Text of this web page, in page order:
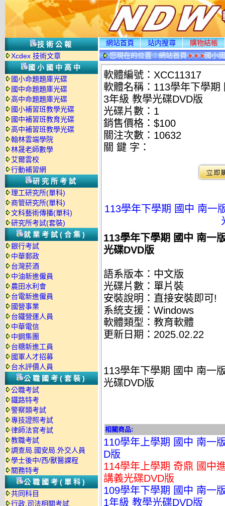
技術公報
Xcdex 技術文章
國小國中高中
國小命題題庫光碟
國中命題題庫光碟
高中命題題庫光碟
國小補習班教學光碟
國中補習班教育光碟
高中補習班教學光碟
翰林雲端學院
林晟老師數學
艾爾雲校
行動補習網
研究所考試
理工研究所(單科)
商管研究所(單科)
文科藝術傳播(單科)
研究所考試(套裝)
就業考試(合集)
銀行考試
中華郵政
台灣菸酒
中油新進僱員
農田水利會
台電新進僱員
國營事業
台鐵營運人員
中華電信
中鋼集團
台糖新進工員
國軍人才招募
台水評價人員
公職國考(套裝)
公職考試
鐵路特考
警察類考試
專技證照考試
律師法官考試
教職考試
調查局.國安局.外交人員
學士後中/西/獸醫課程
關務特考
公職國考(單科)
共同科目
行政.司法相關考試
網站首頁 站内搜尋
購物結帳
您現在的位置：網站首頁 國小
軟體編號：XCC11317
軟體名稱：113學年下學
3年級 教學光碟DVD版
光碟片數：1
銷售價格：$100
關注次數： 10632
關 鍵 字：
113學年下學期 國中 南一
113學年下學期 國中 南一
光碟DVD版
語系版本：中文版
光碟片數：單片裝
安裝說明：直接安裝即可!
系統支援：Windows
軟體類型：教育軟體
更新日期：2025.02.22
113學年下學期 國中 南一
光碟DVD版
相關商品:
110學年上學期 國中 南一
D版
114學年上學期 奇鼎 國中
講義光碟DVD版
109學年下學期 國中 南一
1年級 教學光碟DVD版